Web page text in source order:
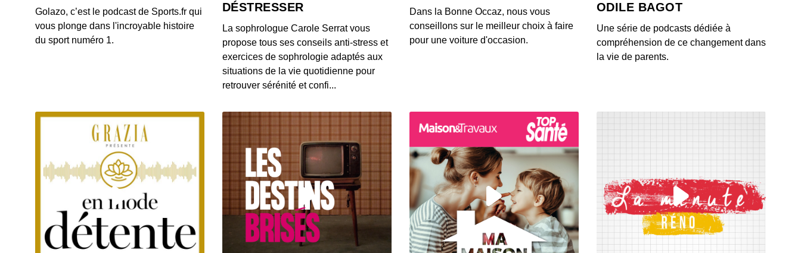
S12E143: L'actu auto du 22 juillet 2020
S12E142: L'actu auto du 20 juillet 2020
S12E140: L'actu auto du 17 juillet 2020
00:04:05 - IL Y A 6 ANS
Golazo, c’est le podcast de Sports.fr qui
vous plonge dans l'incroyable histoire
du sport numéro 1.
DÉSTRESSER
La sophrologue Carole Serrat vous
propose tous ses conseils anti-stress et
exercices de sophrologie adaptés aux
situations de la vie quotidienne pour
retrouver sérénité et confi...
Dans la Bonne Occaz, nous vous
conseillons sur le meilleur choix à faire
pour une voiture d'occasion.
ODILE BAGOT
Une série de podcasts dédiée à
compréhension de ce changement dans
la vie de parents.